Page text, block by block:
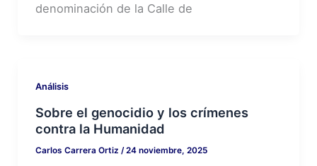
denominación de la Calle de
Análisis
Sobre el genocidio y los crímenes
contra la Humanidad
Carlos Carrera Ortiz /24 noviembre, 2025